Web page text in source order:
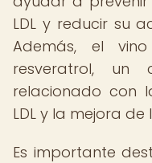
LDL y reducir su
Además, el
resveratrol, un
relacionado con
LDL y la mejora
Es importante